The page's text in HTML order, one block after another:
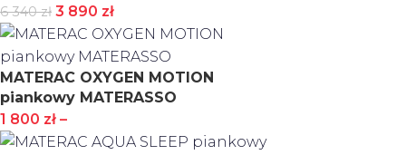
6 340zł 3 890 zł
MATERAC OXYGEN MOTION
piankowy MATERASSO
1 800 zł –